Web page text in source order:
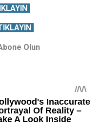
Olun